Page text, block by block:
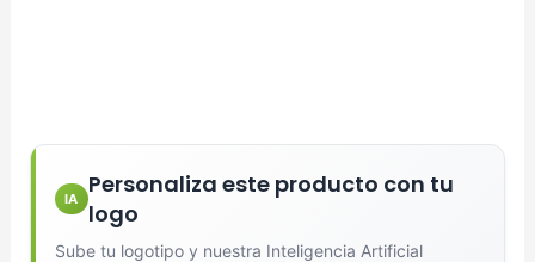
IA
Personaliza este producto con tu
logo
Sube tu logotipo y nuestra Inteligencia Artificial
con IA
×